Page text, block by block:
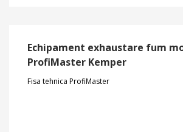
Echipament exhaustare fum
ProfiMaster Kemper
Fisa tehnica ProfiMaster